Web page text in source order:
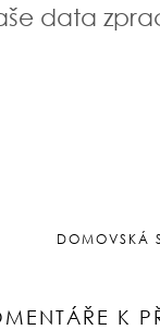
data
DOMOVSKÁ
K